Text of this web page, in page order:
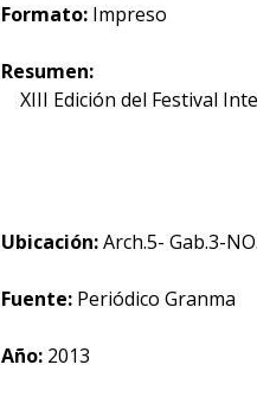
Formato: Impreso
Resumen:
XIII Edición del Festival
Ubicación:Arch.5- Gab.3-
Fuente: Periódico Granma
Año: 2013